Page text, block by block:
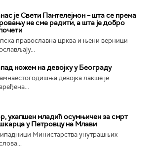
је Свети Пантелејмон – шта се према
не сме радити, а шта је добро
православна црква и њени верници
ножем на девојку у Београду
девојка лакше је
ухапшен младић осумњичен за смрт
у Петровцу на Млави
Министарства унутрашњих